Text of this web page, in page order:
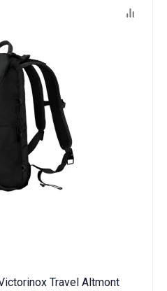
Travel Altmont